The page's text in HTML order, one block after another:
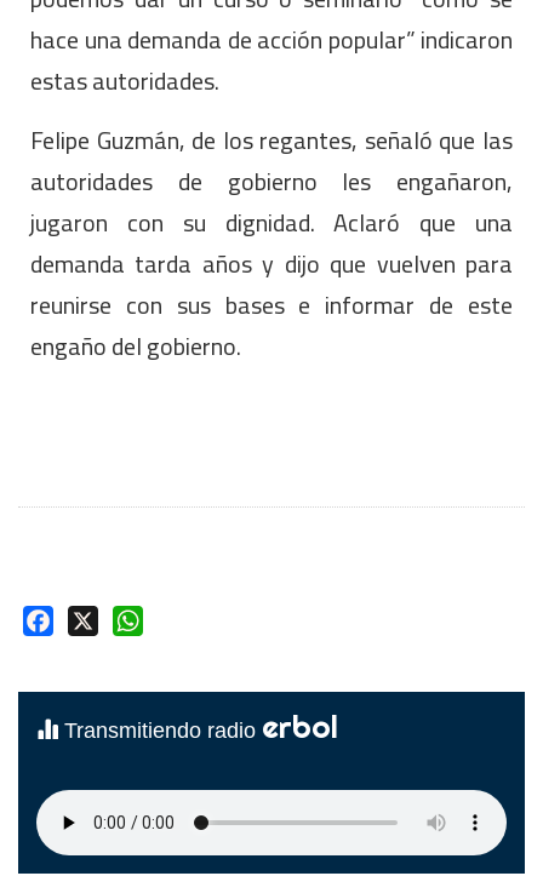
hace una demanda de acción popular” indicaron
estas autoridades.
Felipe Guzmán, de los regantes, señaló que las
autoridades de gobierno les engañaron,
jugaron con su dignidad. Aclaró que una
demanda tarda años y dijo que vuelven para
reunirse con sus bases e informar de este
engaño del gobierno.
Facebook
Transmitiendo radio erbol